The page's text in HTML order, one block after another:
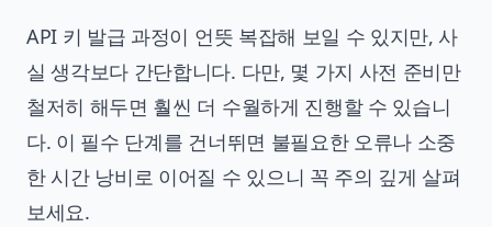
API 키 발급 과정이 언뜻 복잡해 보일 수 있지만, 사
실 생각보다 간단합니다. 다만, 몇 가지 사전 준비만
철저히 해두면 훨씬 더 수월하게 진행할 수 있습니
다. 이 필수 단계를 건너뛰면 불필요한 오류나 소중
한 시간 낭비로 이어질 수 있으니 꼭 주의 깊게 살펴
보세요.